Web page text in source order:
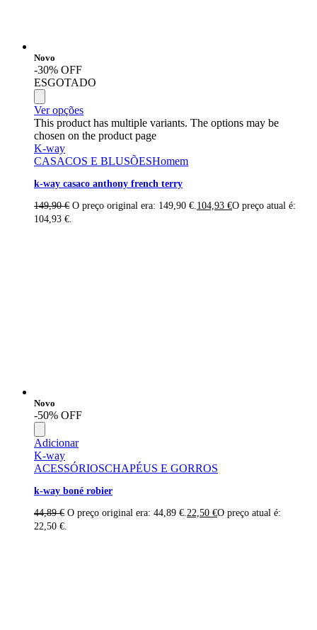
Novo
-30% OFF
ESGOTADO
Ver opções
This product has multiple variants. The options may be
chosen on the product page
K-way
CASACOS E BLUSÕESHomem
k-way casaco anthony french terry
149,90€ O preço original era: 149,90 €. 104,93 €O preço atual é:
104,93 €.
Novo
-50% OFF
Adicionar
K-way
ACESSÓRIOSCHAPÉUS E GORROS
k-way boné robier
44,89€ O preço original era: 44,89 €. 22,50 €O preço atual é:
22,50 €.